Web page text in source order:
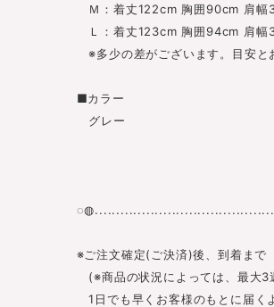
Ｍ：着丈122cm 胸囲90cm 肩幅
Ｌ：着丈123cm 胸囲94cm 肩幅
※多少の差がございます。目安と
■カラー
グレー
※ご注文確定(ご決済)後、到着まで
(※商品の状況によっては、最大3
1日でも早くお客様のもとに届く